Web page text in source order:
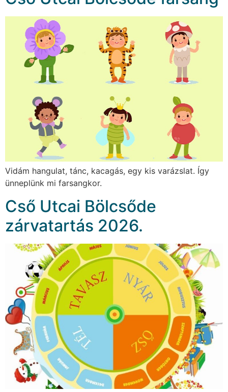
Vidám hangulat, tánc, kacagás, egy kis varázslat. Így
ünneplünk mi farsangkor.
Cső Utcai Bölcsőde
zárvatartás 2026.